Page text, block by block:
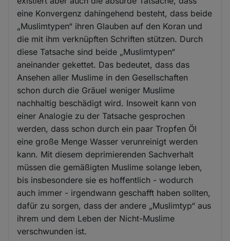
eine Konvergenz dahingehend besteht, dass beide
„Muslimtypen“ ihren Glauben auf den Koran und
die mit ihm verknüpften Schriften stützen. Durch
diese Tatsache sind beide „Muslimtypen“
aneinander gekettet. Das bedeutet, dass das
Ansehen aller Muslime in den Gesellschaften
schon durch die Gräuel weniger Muslime
nachhaltig beschädigt wird. Insoweit kann von
einer Analogie zu der Tatsache gesprochen
werden, dass schon durch ein paar Tropfen Öl
eine große Menge Wasser verunreinigt werden
kann. Mit diesem deprimierenden Sachverhalt
müssen die gemäßigten Muslime solange leben,
bis insbesondere sie es hoffentlich - wodurch
auch immer - irgendwann geschafft haben sollten,
dafür zu sorgen, dass der andere „Muslimtyp“ aus
ihrem und dem Leben der Nicht-Muslime
verschwunden ist.